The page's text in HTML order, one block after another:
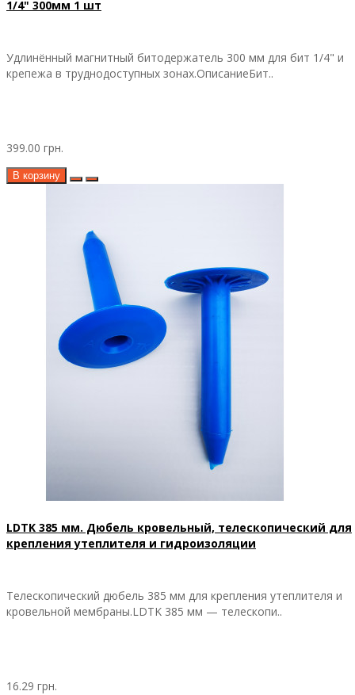
1/4" 300мм 1 шт
Удлинённый магнитный битодержатель 300 мм для бит 1/4" и
крепежа в труднодоступных зонах.ОписаниеБит..
399.00 грн.
В корзину
LDTK 385 мм. Дюбель кровельный, телескопический для
крепления утеплителя и гидроизоляции
Телескопический дюбель 385 мм для крепления утеплителя и
кровельной мембраны.LDTK 385 мм — телескопи..
16.29 грн.